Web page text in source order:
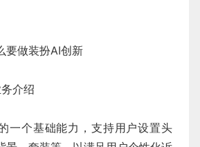
要做装扮AI创新
介绍
一个基础能力，支持用户设置头